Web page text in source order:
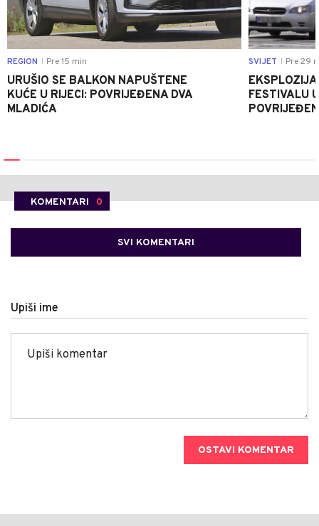
REGION Pre 15 min
URUŠIO SE BALKON NAPUŠTENE
KUĆE U RIJECI: POVRIJEĐENA DVA
MLADIĆA
SVIJET Pre 29
FESTIVALU
KOMENTARI 0
SVI KOMENTARI
Upiši ime
OSTAVI KOMENTAR